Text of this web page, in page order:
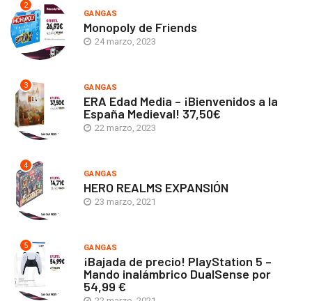
2
GANGAS
Monopoly de Friends
24 marzo, 2023
3 GANGAS
ERA Edad Media – ¡Bienvenidos a la
España Medieval! 37,50€
22 marzo, 2023
4
GANGAS
HERO REALMS EXPANSIÓN
23 marzo, 2021
5 GANGAS
¡Bajada de precio! PlayStation 5 –
Mando inalámbrico DualSense por
54,99 €